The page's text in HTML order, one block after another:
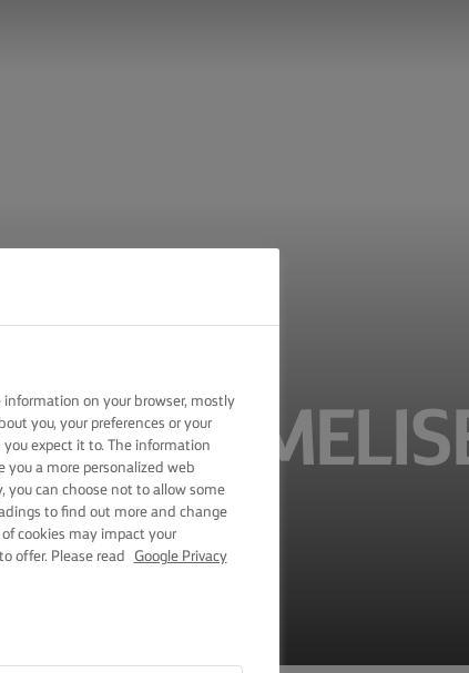
on your browser, mostly
you, your preferences or your
expect it to. The information
a more personalized web
you can choose not to allow some
to find out more and change
cookies may impact your
offer. Please read
Google Privacy